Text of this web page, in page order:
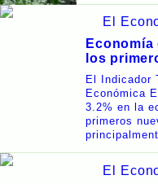
El
Economía
los
El Indicador
Económica
3.2% en la
primeros
El